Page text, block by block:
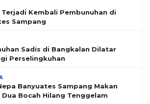
Terjadi Kembali Pembunuhan di
Sampang
Sadis di Bangkalan Dilatar
Perselingkuhan
Banyuates Sampang Makan
Dua Bocah Hilang Tenggelam